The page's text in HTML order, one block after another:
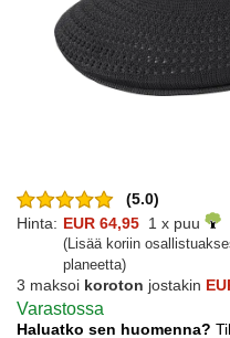
(5.0)
Hinta: EUR 64,95 1 x puu
(Lisää koriin
planeetta)
3 maksoi koroton jostakin
Varastossa
Haluatko sen huomenna?